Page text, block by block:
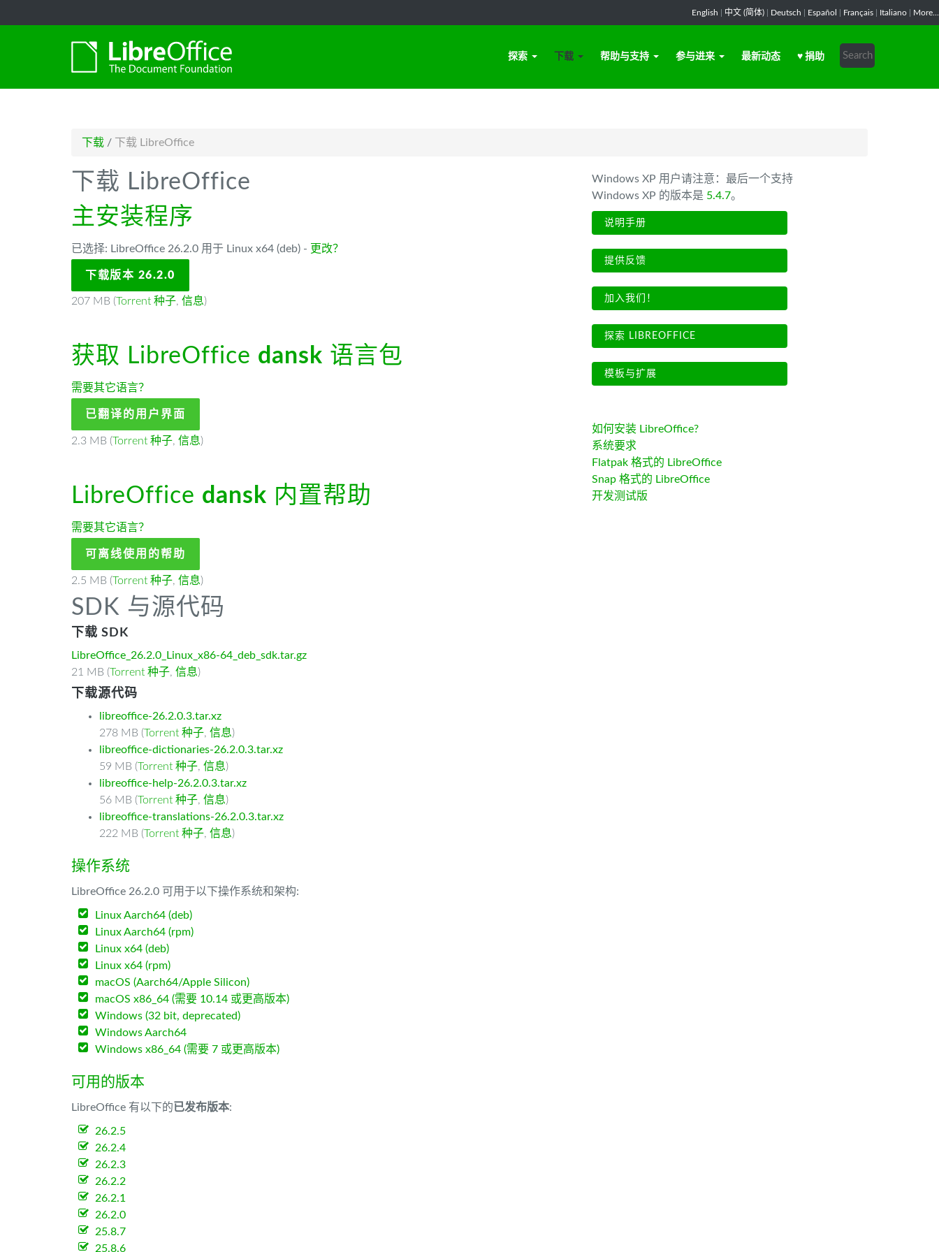
English 中文 (简体) Deutsch Español Français Italiano More...
探索 下载 帮助与支持 参与进来 最新动态 ♥ 捐助
下载 / 下载 LibreOffice
下载 LibreOffice
主安装程序
已选择: LibreOffice 26.2.0 用于 Linux x64 (deb) - 更改？
下载版本 26.2.0
207 MB (Torrent 种子, 信息)
获取 LibreOffice dansk 语言包
需要其它语言？
已翻译的用户界面
2.3 MB (Torrent 种子, 信息)
LibreOffice dansk 内置帮助
需要其它语言？
可离线使用的帮助
2.5 MB (Torrent 种子, 信息)
SDK 与源代码
下载 SDK
LibreOffice_26.2.0_Linux_x86-64_deb_sdk.tar.gz
21 MB (Torrent 种子, 信息)
下载源代码
libreoffice-26.2.0.3.tar.xz
278 MB (Torrent 种子, 信息)
libreoffice-dictionaries-26.2.0.3.tar.xz
59 MB (Torrent 种子, 信息)
libreoffice-help-26.2.0.3.tar.xz
56 MB (Torrent 种子, 信息)
libreoffice-translations-26.2.0.3.tar.xz
222 MB (Torrent 种子, 信息)
操作系统
LibreOffice 26.2.0 可用于以下操作系统和架构:
Linux Aarch64 (deb)
Linux Aarch64 (rpm)
Linux x64 (deb)
Linux x64 (rpm)
macOS (Aarch64/Apple Silicon)
macOS x86_64 (需要 10.14 或更高版本)
Windows (32 bit, deprecated)
Windows Aarch64
Windows x86_64 (需要 7 或更高版本)
可用的版本
LibreOffice 有以下的已发布版本:
26.2.5
26.2.4
26.2.3
26.2.2
26.2.1
26.2.0
25.8.7
25.8.6
Windows XP 用户请注意：最后一个支持
Windows XP 的版本是 5.4.7。
说明手册
提供反馈
加入我们！
探索 LIBREOFFICE
模板与扩展
如何安装 LibreOffice?
系统要求
Flatpak 格式的 LibreOffice
Snap 格式的 LibreOffice
开发测试版